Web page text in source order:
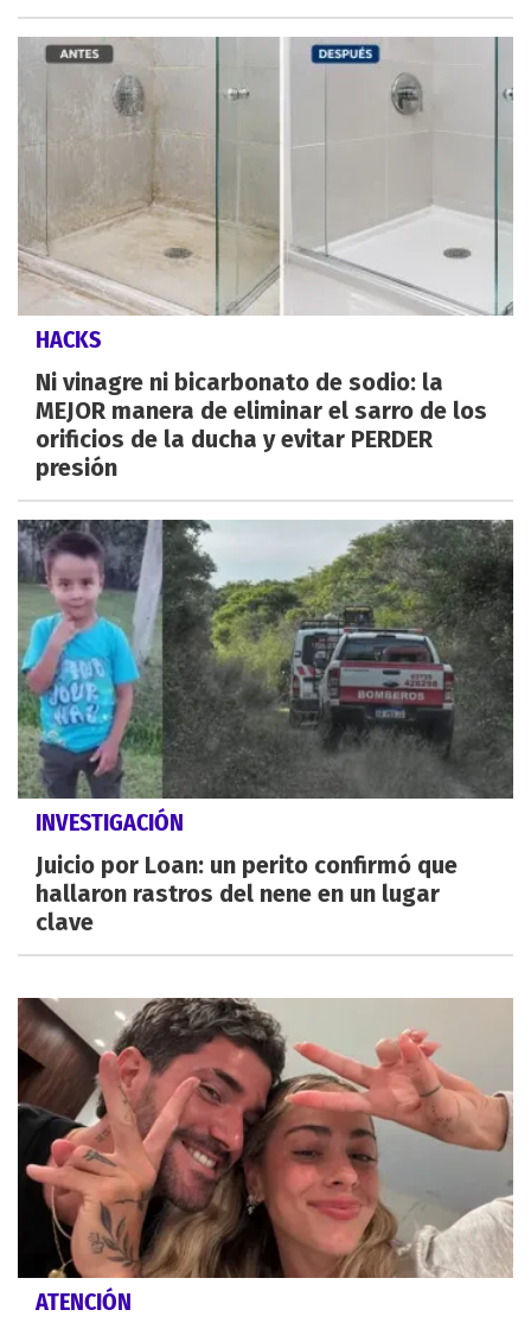
HACKS
Ni vinagre ni bicarbonato de sodio: la
MEJOR manera de eliminar el sarro de los
orificios de la ducha y evitar PERDER
presión
INVESTIGACIÓN
Juicio por Loan: un perito confirmó que
hallaron rastros del nene en un lugar
clave
ATENCIÓN